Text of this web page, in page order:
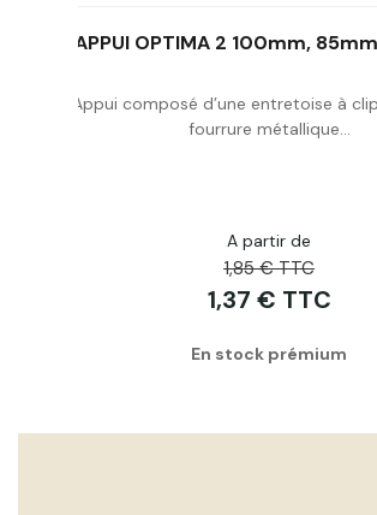
APPUI OPTIMA 2 100mm,
Appui composé d’une entretoise à
fourrure métallique...
A partir de
1,85 € TTC
1,37 € TTC
En stock prémium